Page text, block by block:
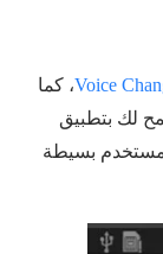
Voice، كما
لك بتطبيق
بسيطة